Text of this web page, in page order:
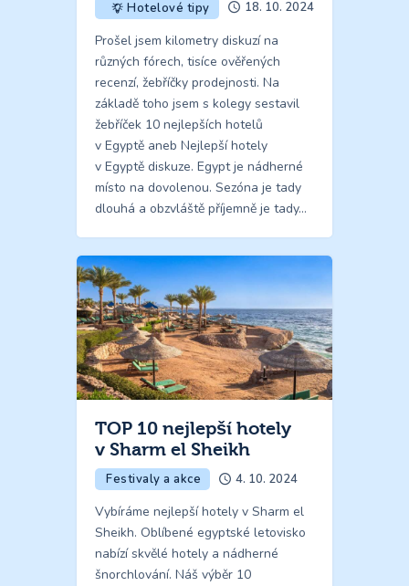
Hotelové tipy 18. 10. 2024
Prošel jsem kilometry diskuzí na
různých fórech, tisíce ověřených
recenzí, žebříčky prodejnosti. Na
základě toho jsem s kolegy sestavil
žebříček 10 nejlepších hotelů
v Egyptě aneb Nejlepší hotely
v Egyptě diskuze. Egypt je nádherné
místo na dovolenou. Sezóna je tady
dlouhá a obzvláště příjemně je tady…
TOP 10 nejlepší hotely
v Sharm el Sheikh
Festivaly a akce 4. 10. 2024
Vybíráme nejlepší hotely v Sharm el
Sheikh. Oblíbené egyptské letovisko
nabízí skvělé hotely a nádherné
šnorchlování. Náš výběr 10